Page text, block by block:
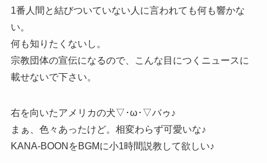
1番人間と結びついていない人に言われても何も響かな
い。
何も知りたくないし。
宗教団体の宣伝になるので、こんな目につくニュースに
載せないで下さい。
右を向いたアメリカの犬▽･ω･▽バゥ♪
まぁ、色々あったけど。相変わらず可愛いな♪
KANA-BOONをBGMに小1時間説教して欲しい♪